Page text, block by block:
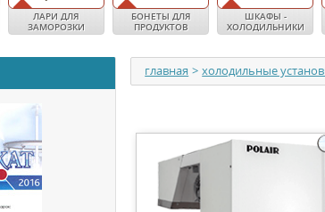
ЛАРИ ДЛЯ
ЗАМОРОЗКИ
БОНЕТЫ ДЛЯ
ПРОДУКТОВ
ШКАФЫ -
ХОЛОДИЛЬНИКИ
главная > холодильные